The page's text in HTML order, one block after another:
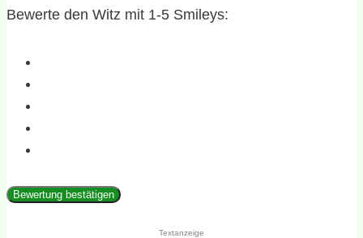
Bewerte den Witz mit 1-5 Smileys:
Bewertung bestätigen
Textanzeige